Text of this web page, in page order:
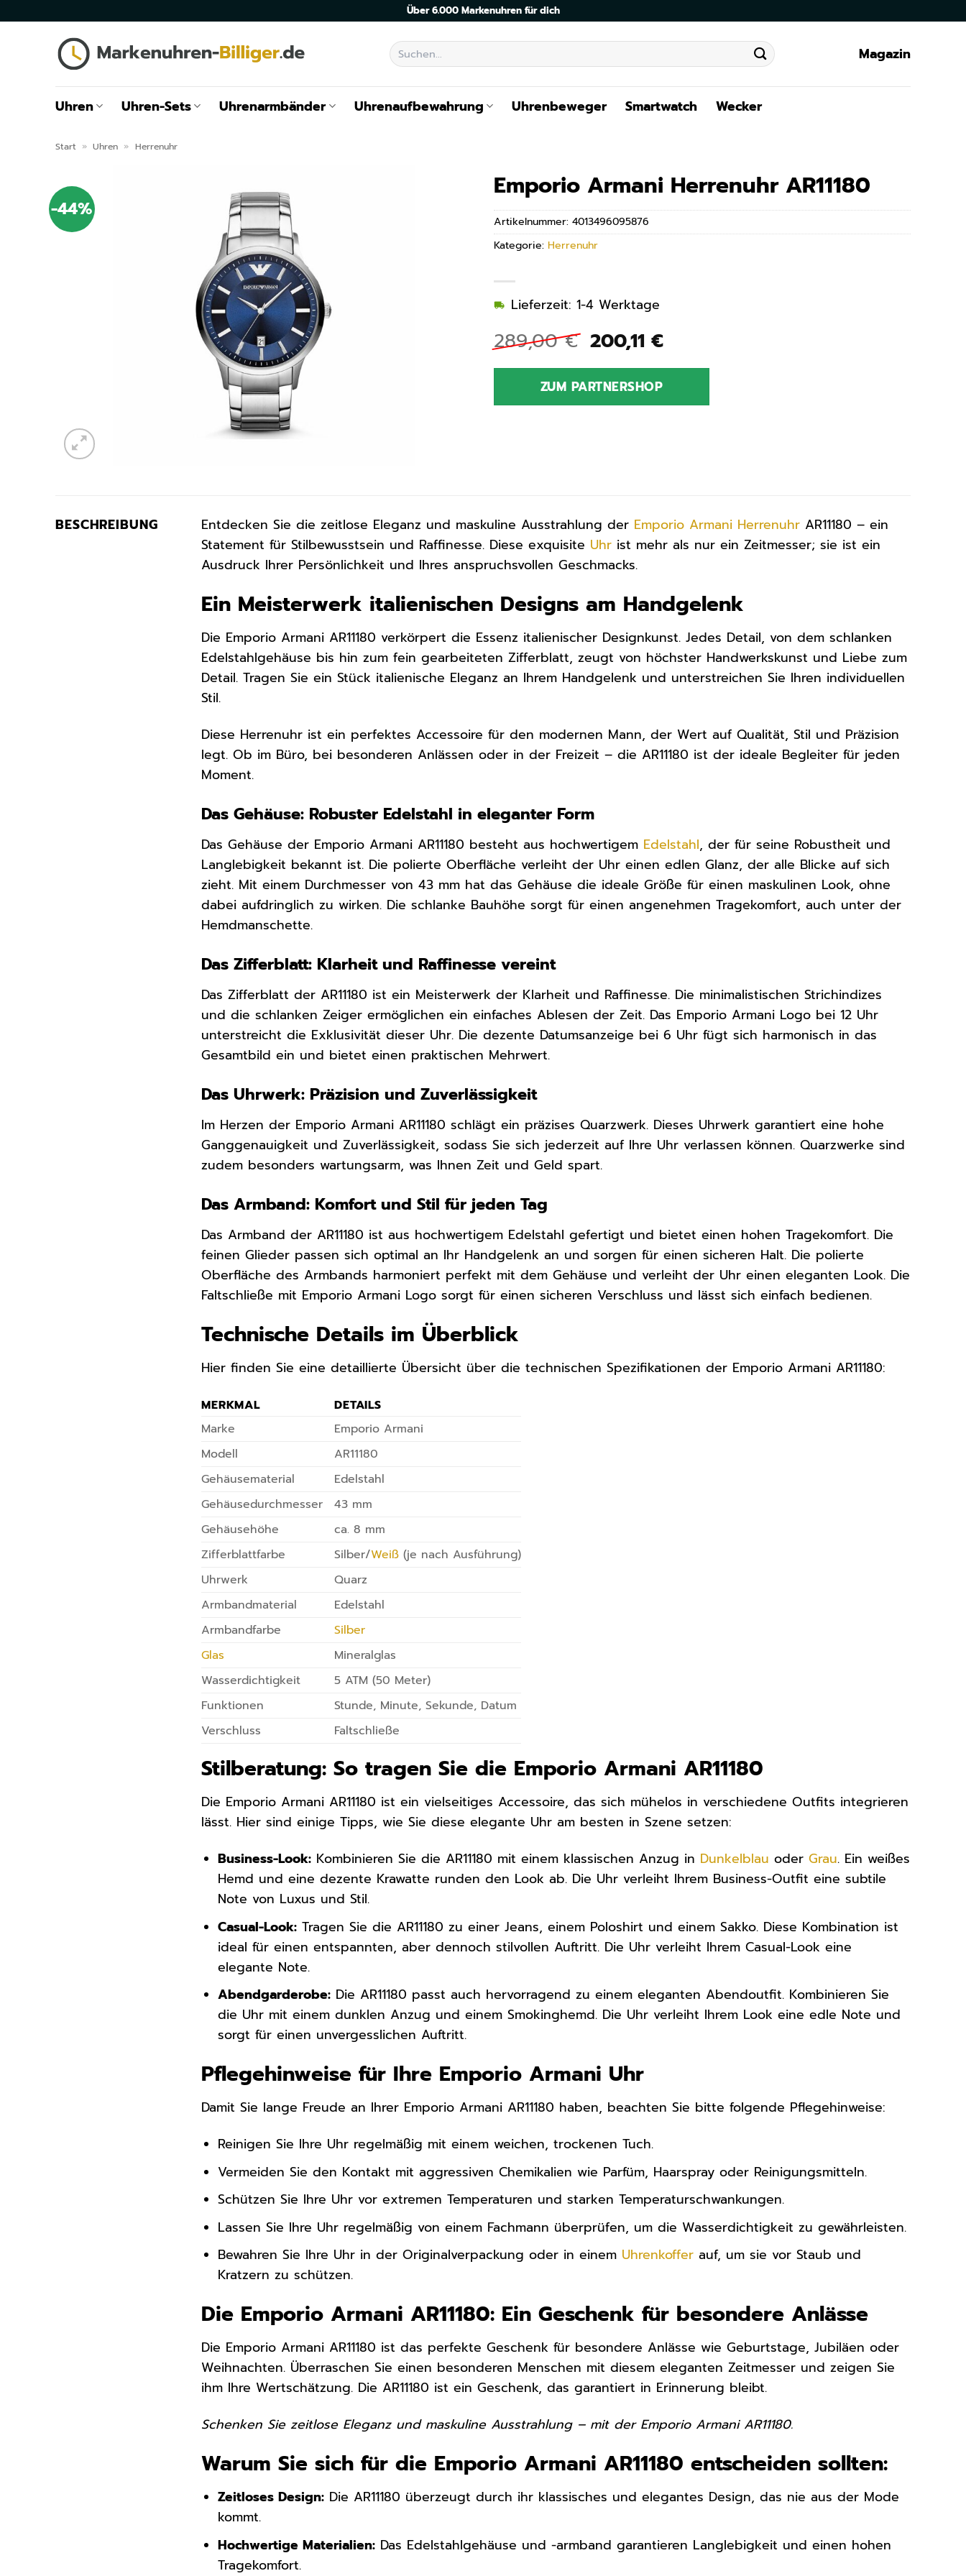
Über 6.000 Markenuhren für dich
Suchen
nach:
Magazin
Uhren Uhren-Sets Uhrenarmbänder Uhrenaufbewahrung Uhrenbeweger Smartwatch Wecker
Start » Uhren » Herrenuhr
-44%
Emporio Armani Herrenuhr AR11180
289,00€ Ursprünglicher
Preis
war:
289,00 €
200,11 €Aktueller
ist:
200,11 €.
Lieferzeit: 1-4 Werktage
ZUM PARTNERSHOP
Artikelnummer: 4013496095876
Kategorie: Herrenuhr
BESCHREIBUNG Entdecken Sie die zeitlose Eleganz und maskuline Ausstrahlung der Emporio Armani Herrenuhr AR11180 – ein
Statement für Stilbewusstsein und Raffinesse. Diese exquisite Uhr ist mehr als nur ein Zeitmesser; sie ist ein
Ausdruck Ihrer Persönlichkeit und Ihres anspruchsvollen Geschmacks.
Ein Meisterwerk italienischen Designs am Handgelenk
Die Emporio Armani AR11180 verkörpert die Essenz italienischer Designkunst. Jedes Detail, von dem schlanken
Edelstahlgehäuse bis hin zum fein gearbeiteten Zifferblatt, zeugt von höchster Handwerkskunst und Liebe zum
Detail. Tragen Sie ein Stück italienische Eleganz an Ihrem Handgelenk und unterstreichen Sie Ihren individuellen
Stil.
Diese Herrenuhr ist ein perfektes Accessoire für den modernen Mann, der Wert auf Qualität, Stil und Präzision
legt. Ob im Büro, bei besonderen Anlässen oder in der Freizeit – die AR11180 ist der ideale Begleiter für jeden
Moment.
Das Gehäuse: Robuster Edelstahl in eleganter Form
Das Gehäuse der Emporio Armani AR11180 besteht aus hochwertigem Edelstahl, der für seine Robustheit und
Langlebigkeit bekannt ist. Die polierte Oberfläche verleiht der Uhr einen edlen Glanz, der alle Blicke auf sich
zieht. Mit einem Durchmesser von 43 mm hat das Gehäuse die ideale Größe für einen maskulinen Look, ohne
dabei aufdringlich zu wirken. Die schlanke Bauhöhe sorgt für einen angenehmen Tragekomfort, auch unter der
Hemdmanschette.
Das Zifferblatt: Klarheit und Raffinesse vereint
Das Zifferblatt der AR11180 ist ein Meisterwerk der Klarheit und Raffinesse. Die minimalistischen Strichindizes
und die schlanken Zeiger ermöglichen ein einfaches Ablesen der Zeit. Das Emporio Armani Logo bei 12 Uhr
unterstreicht die Exklusivität dieser Uhr. Die dezente Datumsanzeige bei 6 Uhr fügt sich harmonisch in das
Gesamtbild ein und bietet einen praktischen Mehrwert.
Das Uhrwerk: Präzision und Zuverlässigkeit
Im Herzen der Emporio Armani AR11180 schlägt ein präzises Quarzwerk. Dieses Uhrwerk garantiert eine hohe
Ganggenauigkeit und Zuverlässigkeit, sodass Sie sich jederzeit auf Ihre Uhr verlassen können. Quarzwerke sind
zudem besonders wartungsarm, was Ihnen Zeit und Geld spart.
Das Armband: Komfort und Stil für jeden Tag
Das Armband der AR11180 ist aus hochwertigem Edelstahl gefertigt und bietet einen hohen Tragekomfort. Die
feinen Glieder passen sich optimal an Ihr Handgelenk an und sorgen für einen sicheren Halt. Die polierte
Oberfläche des Armbands harmoniert perfekt mit dem Gehäuse und verleiht der Uhr einen eleganten Look. Die
Faltschließe mit Emporio Armani Logo sorgt für einen sicheren Verschluss und lässt sich einfach bedienen.
Technische Details im Überblick
Hier finden Sie eine detaillierte Übersicht über die technischen Spezifikationen der Emporio Armani AR11180:
MERKMAL
DETAILS
Marke
Emporio Armani
Modell
AR11180
Gehäusematerial
Edelstahl
Gehäusedurchmesser
43 mm
Gehäusehöhe
ca. 8 mm
Zifferblattfarbe
Silber/Weiß (je nach Ausführung)
Uhrwerk
Quarz
Armbandmaterial
Edelstahl
Armbandfarbe
Silber
Glas
Mineralglas
Wasserdichtigkeit
5 ATM (50 Meter)
Funktionen
Stunde, Minute, Sekunde, Datum
Verschluss
Faltschließe
Stilberatung: So tragen Sie die Emporio Armani AR11180
Die Emporio Armani AR11180 ist ein vielseitiges Accessoire, das sich mühelos in verschiedene Outfits integrieren
lässt. Hier sind einige Tipps, wie Sie diese elegante Uhr am besten in Szene setzen:
Business-Look: Kombinieren Sie die AR11180 mit einem klassischen Anzug in Dunkelblau oderGrau. Ein weißes
Hemd und eine dezente Krawatte runden den Look ab. Die Uhr verleiht Ihrem Business-Outfit eine subtile
Note von Luxus und Stil.
Casual-Look: Tragen Sie die AR11180 zu einer Jeans, einem Poloshirt und einem Sakko. Diese Kombination ist
ideal für einen entspannten, aber dennoch stilvollen Auftritt. Die Uhr verleiht Ihrem Casual-Look eine
elegante Note.
Abendgarderobe: Die AR11180 passt auch hervorragend zu einem eleganten Abendoutfit. Kombinieren Sie
die Uhr mit einem dunklen Anzug und einem Smokinghemd. Die Uhr verleiht Ihrem Look eine edle Note und
sorgt für einen unvergesslichen Auftritt.
Pflegehinweise für Ihre Emporio Armani Uhr
Damit Sie lange Freude an Ihrer Emporio Armani AR11180 haben, beachten Sie bitte folgende Pflegehinweise:
Reinigen Sie Ihre Uhr regelmäßig mit einem weichen, trockenen Tuch.
Vermeiden Sie den Kontakt mit aggressiven Chemikalien wie Parfüm, Haarspray oder Reinigungsmitteln.
Schützen Sie Ihre Uhr vor extremen Temperaturen und starken Temperaturschwankungen.
Lassen Sie Ihre Uhr regelmäßig von einem Fachmann überprüfen, um die Wasserdichtigkeit zu gewährleisten.
Bewahren Sie Ihre Uhr in der Originalverpackung oder in einem Uhrenkoffer auf, um sie vor Staub und
Kratzern zu schützen.
Die Emporio Armani AR11180: Ein Geschenk für besondere Anlässe
Die Emporio Armani AR11180 ist das perfekte Geschenk für besondere Anlässe wie Geburtstage, Jubiläen oder
Weihnachten. Überraschen Sie einen besonderen Menschen mit diesem eleganten Zeitmesser und zeigen Sie
ihm Ihre Wertschätzung. Die AR11180 ist ein Geschenk, das garantiert in Erinnerung bleibt.
Schenken Sie zeitlose Eleganz und maskuline Ausstrahlung – mit der Emporio Armani AR11180.
Warum Sie sich für die Emporio Armani AR11180 entscheiden sollten:
Zeitloses Design: Die AR11180 überzeugt durch ihr klassisches und elegantes Design, das nie aus der Mode
kommt.
Hochwertige Materialien: Das Edelstahlgehäuse und -armband garantieren Langlebigkeit und einen hohen
Tragekomfort.